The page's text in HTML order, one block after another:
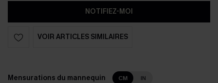
NOTIFIEZ-MOI
VOIR ARTICLES SIMILAIRES
Mensurations du mannequin CM IN